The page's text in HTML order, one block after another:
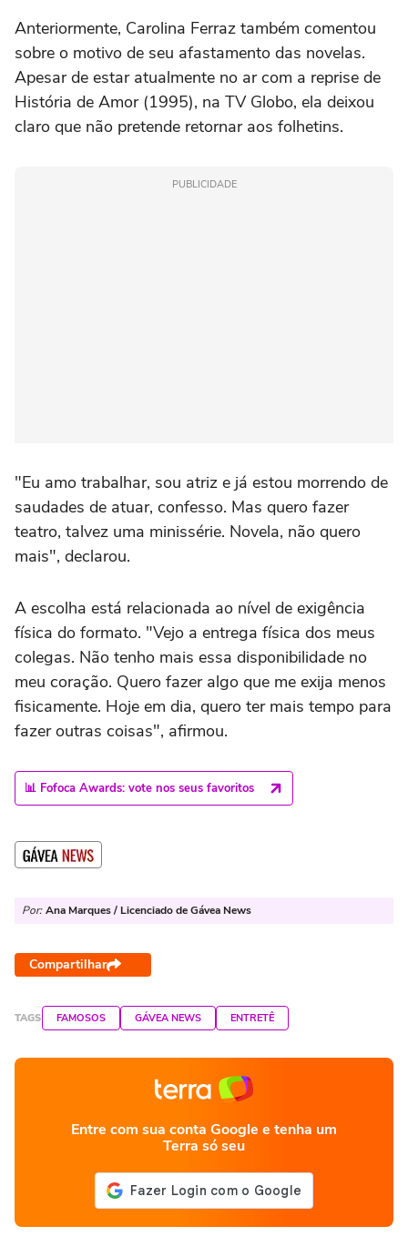
Anteriormente, Carolina Ferraz também comentou
sobre o motivo de seu afastamento das novelas.
Apesar de estar atualmente no ar com a reprise de
História de Amor (1995), na TV Globo, ela deixou
claro que não pretende retornar aos folhetins.
PUBLICIDADE
"Eu amo trabalhar, sou atriz e já estou morrendo de
saudades de atuar, confesso. Mas quero fazer
teatro, talvez uma minissérie. Novela, não quero
mais", declarou.
A escolha está relacionada ao nível de exigência
física do formato. "Vejo a entrega física dos meus
colegas. Não tenho mais essa disponibilidade no
meu coração. Quero fazer algo que me exija menos
fisicamente. Hoje em dia, quero ter mais tempo para
fazer outras coisas", afirmou.
📊 Fofoca Awards: vote nos seus favoritos
Por: Ana Marques / Licenciado de Gávea News
Compartilhar
TAGS FAMOSOS GÁVEA NEWS ENTRETÊ
Entre com sua conta Google e tenha um
Terra só seu